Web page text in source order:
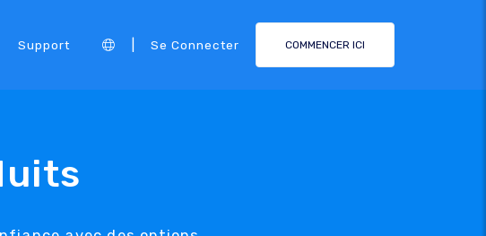
Support Se Connecter COMMENCER ICI